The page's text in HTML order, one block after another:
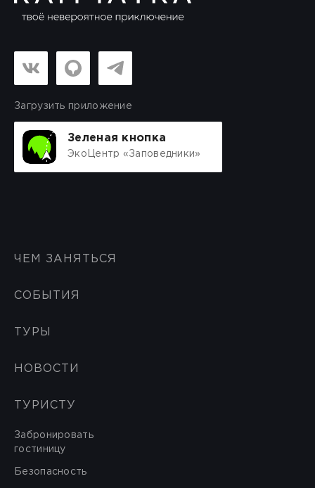
Загрузить приложение
Зеленая кнопка
ЭкоЦентр «Заповедники»
ЧЕМ ЗАНЯТЬСЯ
СОБЫТИЯ
ТУРЫ
НОВОСТИ
ТУРИСТУ
Забронировать
гостиницу
Безопасность